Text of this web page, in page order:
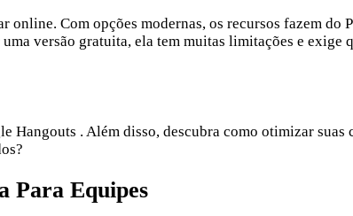
Com opções modernas, os recursos fazem do
versão gratuita, ela tem muitas limitações e exige
. Além disso, descubra como otimizar suas
Para Equipes